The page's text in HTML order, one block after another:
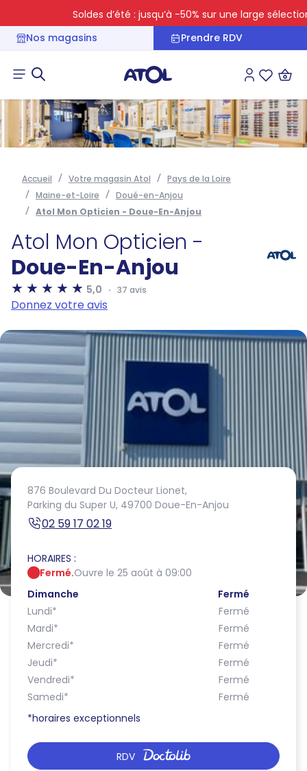
Soldes d’été : jusqu’à -50% sur une large sélection
Nos magasins
Prendre RDV
Connexion
Accueil Votre magasin Atol
Pays de la Loire
Maine-et-Loire
Doué-en-Anjou
Atol Mon Opticien - Doue-En-Anjou
Atol Mon Opticien -
Doue-En-Anjou
5,0 37 avis
Donnez votre avis
876 Boulevard Du Docteur Lionet,
Parking du Super U, 49700 Doue-En-Anjou
02 59 17 02 19
HORAIRES :
Fermé.Ouvre le 25 août à 09:00
Dimanche
Fermé
Lundi*
Fermé
Mardi*
Fermé
Mercredi*
Fermé
Jeudi*
Fermé
Vendredi*
Fermé
Samedi*
Fermé
*horaires exceptionnels
RDV